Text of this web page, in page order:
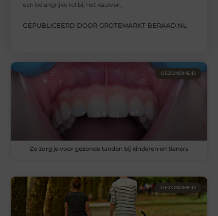
een belangrijke rol bij het kauwen,
GEPUBLICEERD DOOR GROTEMARKT BERAAD.NL
GEZONDHEID
Zo zorg je voor gezonde tanden bij kinderen en tieners
GEZONDHEID